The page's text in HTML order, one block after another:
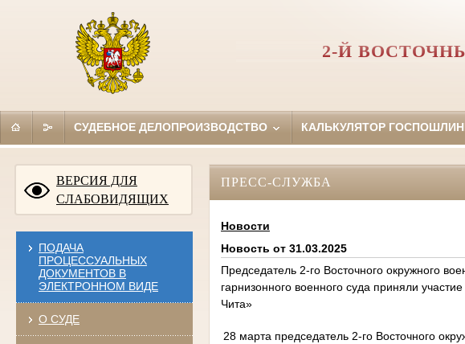
2-Й
СУДЕБНОЕ ДЕЛОПРОИЗВОДСТВО КАЛЬКУЛЯТОР
ВЕРСИЯ ДЛЯ
СЛАБОВИДЯЩИХ
ПОДАЧА
ПРОЦЕССУАЛЬНЫХ
ДОКУМЕНТОВ В
ЭЛЕКТРОННОМ ВИДЕ
О СУДЕ
ПРЕСС-СЛУЖБА
Новости
Новость от 31.03.2025
Председатель 2-го Восточного окружного
гарнизонного военного суда приняли
Чита»
28 марта председатель 2-го Восточного